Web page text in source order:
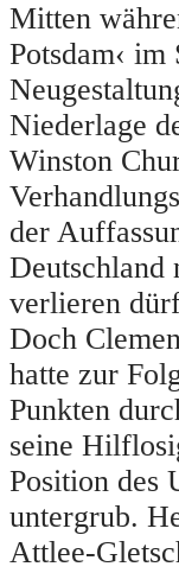
Mitten
Potsdam‹
Niederlage
Winston
der
Deutschland
verlieren
Doch
hatte zur
Punkten
seine
Position des
untergrub.
Attlee-